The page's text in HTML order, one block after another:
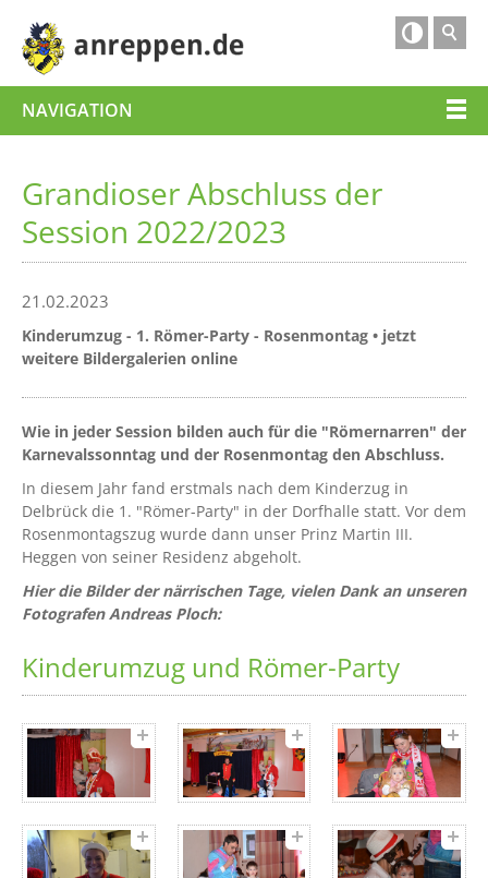

NAVIGATION
Grandioser Abschluss der
Session 2022/2023
21.02.2023
Kinderumzug - 1. Römer-Party - Rosenmontag • jetzt
weitere Bildergalerien online
Wie in jeder Session bilden auch für die "Römernarren" der
Karnevalssonntag und der Rosenmontag den Abschluss.
In diesem Jahr fand erstmals nach dem Kinderzug in
Delbrück die 1. "Römer-Party" in der Dorfhalle statt. Vor dem
Rosenmontagszug wurde dann unser Prinz Martin III.
Heggen von seiner Residenz abgeholt.
Hier die Bilder der närrischen Tage, vielen Dank an unseren
Fotografen Andreas Ploch:
Kinderumzug und Römer-Party